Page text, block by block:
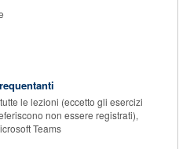
le lezioni (eccetto gli esercizi
non essere registrati),
Teams